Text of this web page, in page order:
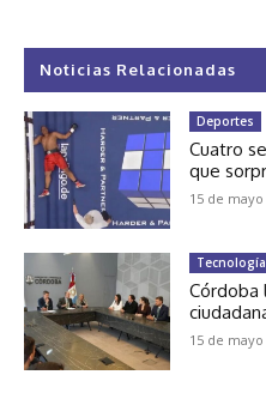
Noticias Relacionadas
Deportes
Cuatro
que
15 de
Tecnología
Córdoba
15 de